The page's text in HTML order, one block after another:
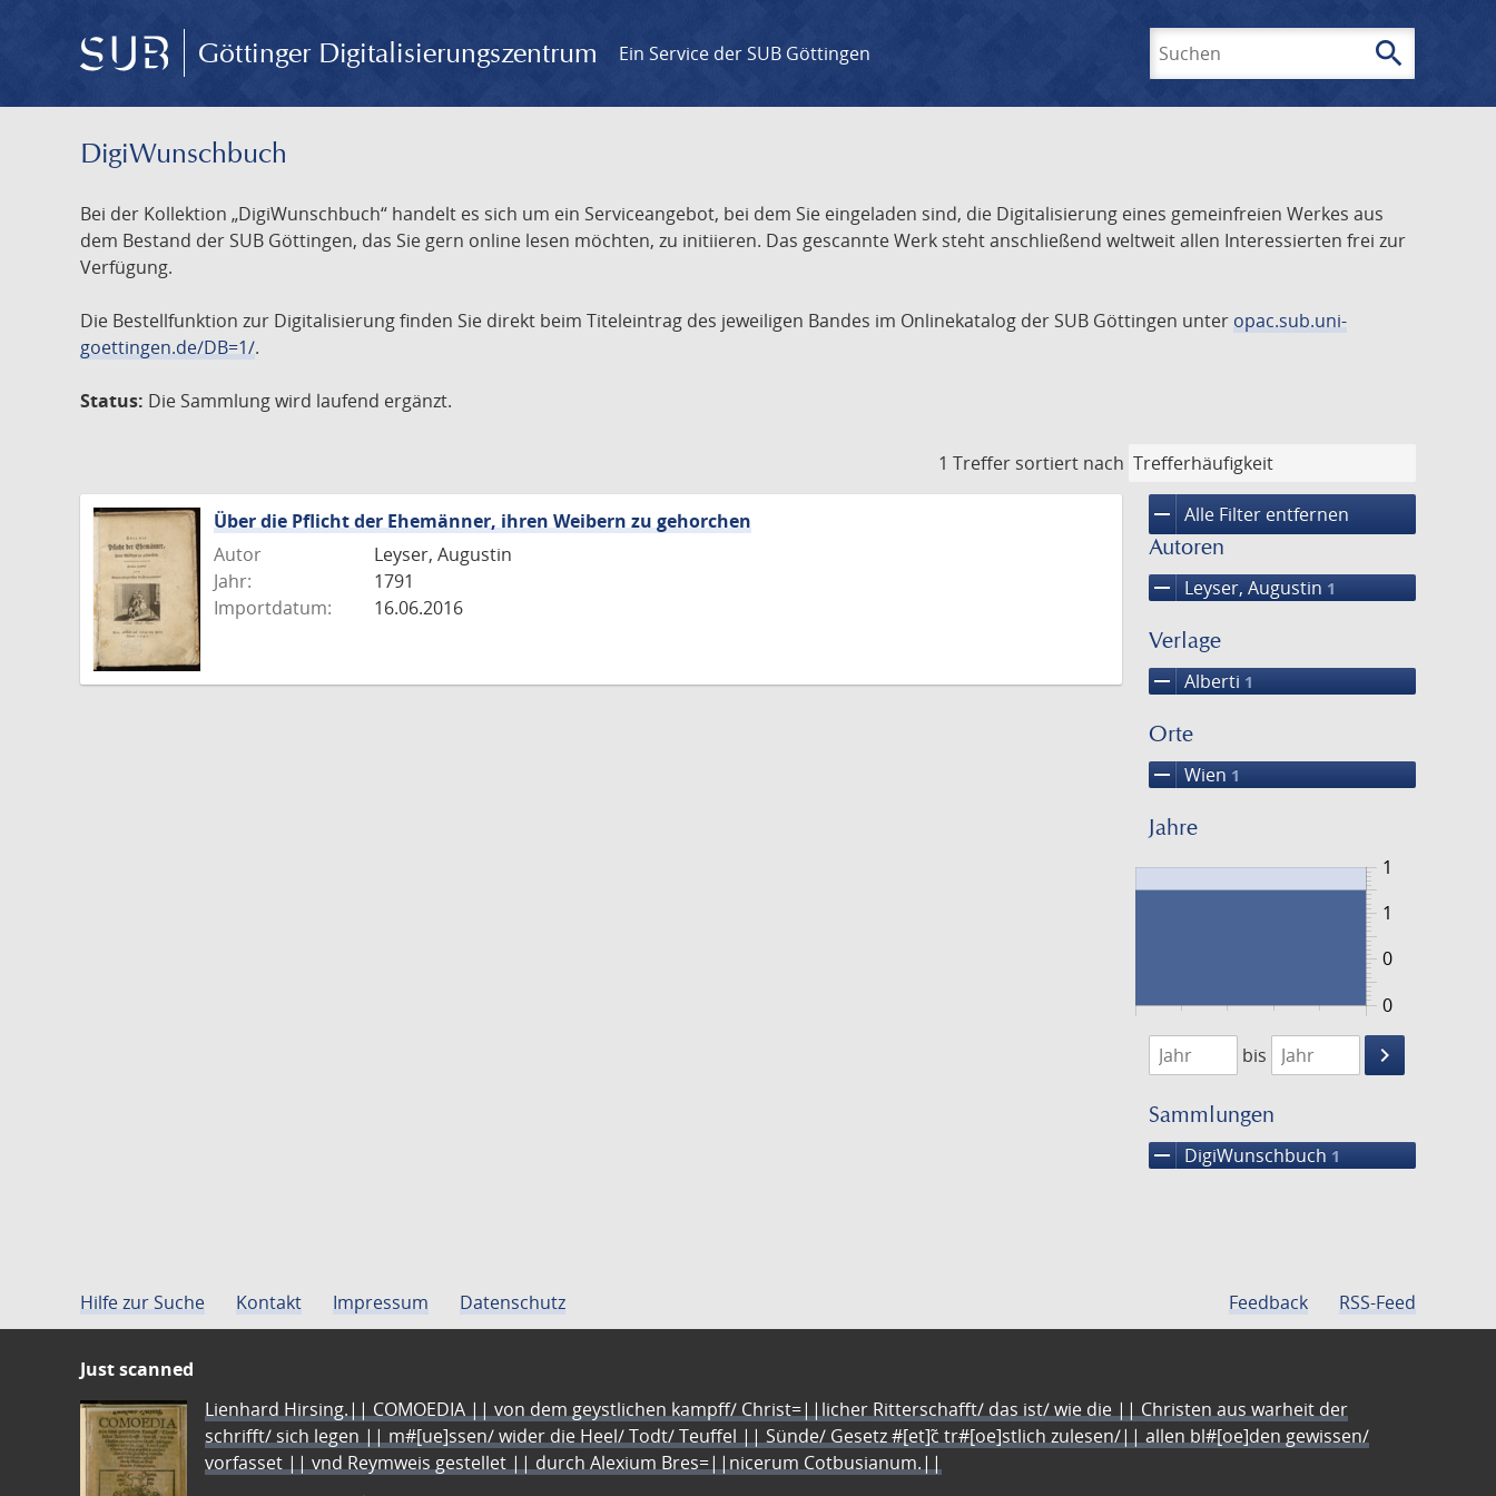
Göttinger Digitalisierungszentrum Ein Service der SUB Göttingen search
DigiWunschbuch
Bei der Kollektion „DigiWunschbuch“ handelt es sich um ein Serviceangebot, bei dem Sie eingeladen sind, die Digitalisierung eines gemeinfreien Werkes aus
dem Bestand der SUB Göttingen, das Sie gern online lesen möchten, zu initiieren. Das gescannte Werk steht anschließend weltweit allen Interessierten frei zur
Verfügung.
Die Bestellfunktion zur Digitalisierung finden Sie direkt beim Titeleintrag des jeweiligen Bandes im Onlinekatalog der SUB Göttingen unter opac.sub.uni-
goettingen.de/DB=1/.
Status: Die Sammlung wird laufend ergänzt.
1 Treffer sortiert nach
remove Alle Filter entfernen
Autoren
remove Leyser, Augustin 1
Verlage
remove Alberti 1
Orte
remove Wien 1
Jahre
0
1
0
1
1791
1792
bis
keyboard_arrow_right
Suche
Sammlungen
remove DigiWunschbuch 1
Über die Pflicht der Ehemänner, ihren Weibern zu gehorchen
Autor
Leyser, Augustin
Jahr:
1791
Importdatum:
16.06.2016
Hilfe zur Suche Kontakt Impressum Datenschutz Feedback RSS-Feed
Just scanned
Lienhard Hirsing.|| COMOEDIA || von dem geystlichen kampff/ Christ=||licher Ritterschafft/ das ist/ wie die || Christen aus warheit der
schrifft/ sich legen || m#[ue]ssen/ wider die Heel/ Todt/ Teuffel || Sünde/ Gesetz #[et]c̃ tr#[oe]stlich zulesen/|| allen bl#[oe]den gewissen/
vorfasset || vnd Reymweis gestellet || durch Alexium Bres=||nicerum Cotbusianum.||